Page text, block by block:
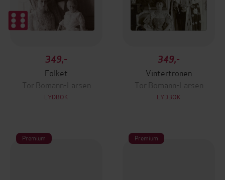
349,-
Folket
Tor Bomann-Larsen
LYDBOK
349,-
Vintertronen
Tor Bomann-Larsen
LYDBOK
Premium Premium